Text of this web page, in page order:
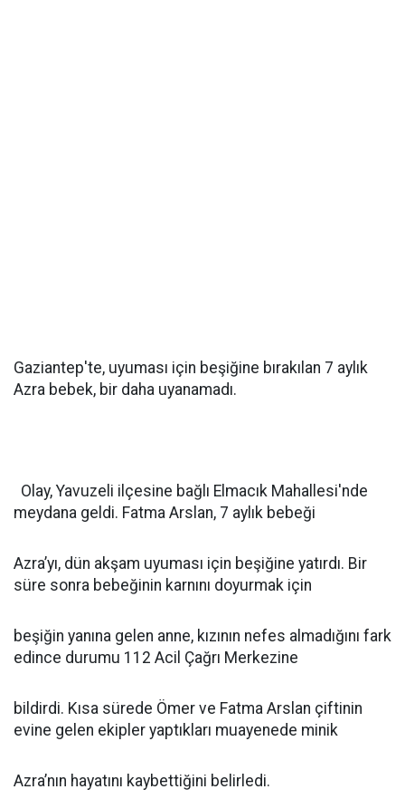
Gaziantep'te, uyuması için beşiğine bırakılan 7 aylık
Azra bebek, bir daha uyanamadı.
Olay, Yavuzeli ilçesine bağlı Elmacık Mahallesi'nde
meydana geldi. Fatma Arslan, 7 aylık bebeği
Azra’yı, dün akşam uyuması için beşiğine yatırdı. Bir
süre sonra bebeğinin karnını doyurmak için
beşiğin yanına gelen anne, kızının nefes almadığını fark
edince durumu 112 Acil Çağrı Merkezine
bildirdi. Kısa sürede Ömer ve Fatma Arslan çiftinin
evine gelen ekipler yaptıkları muayenede minik
Azra’nın hayatını kaybettiğini belirledi.